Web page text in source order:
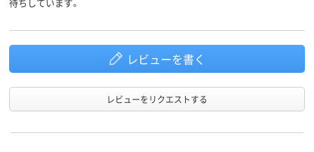
レビューを書く
レビューをリクエストする